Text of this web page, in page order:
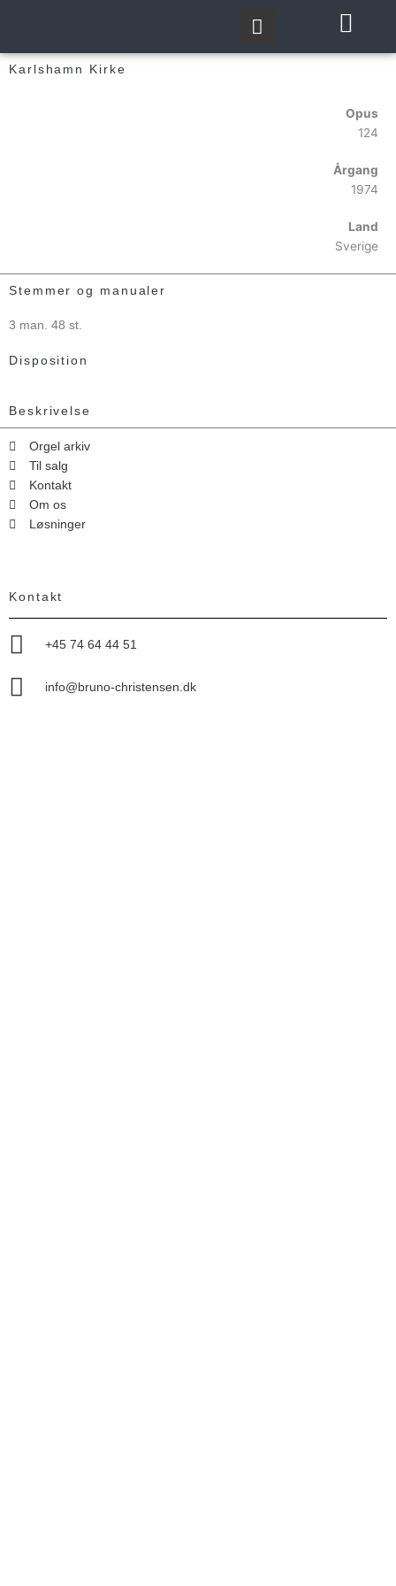
Karlshamn Kirke
Opus
124
Årgang
1974
Land
Sverige
Stemmer og manualer
3 man. 48 st.
Disposition
Beskrivelse
Orgel arkiv
Til salg
Kontakt
Om os
Løsninger
Kontakt
+45 74 64 44 51
info@bruno-christensen.dk